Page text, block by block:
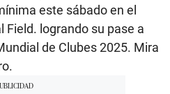
este sábado en el
Field. logrando su pase a
de Clubes 2025. Mira